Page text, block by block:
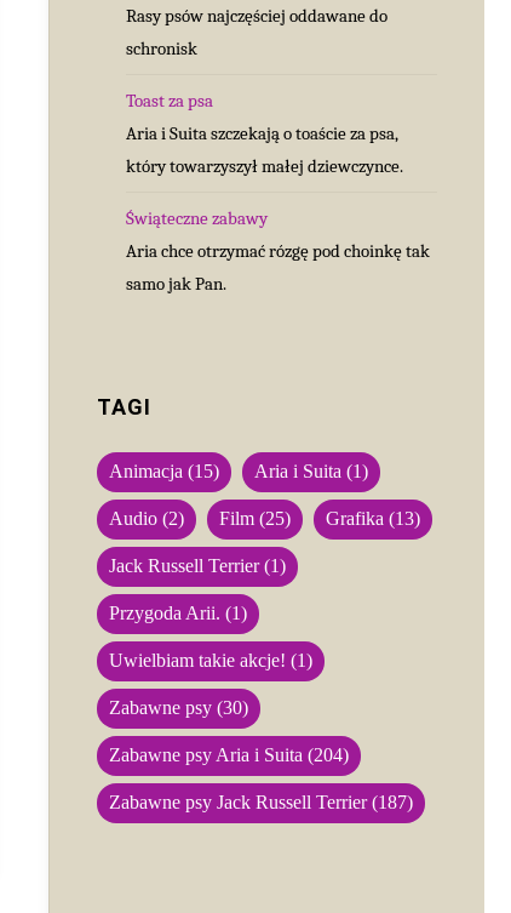
Rasy psów najczęściej oddawane do
schronisk
Toast za psa
Aria i Suita szczekają o toaście za psa,
który towarzyszył małej dziewczynce.
Świąteczne zabawy
Aria chce otrzymać rózgę pod choinkę tak
samo jak Pan.
TAGI
Animacja (15) Aria i Suita (1)
Audio (2) Film (25) Grafika (13)
Jack Russell Terrier(1)
Przygoda Arii. (1)
Uwielbiam takie akcje! (1)
Zabawne psy (30)
Zabawne psy Aria i Suita (204)
Zabawne psy Jack Russell Terrier(187)